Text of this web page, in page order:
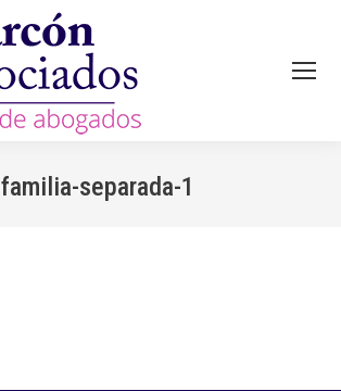
familia-separada-1